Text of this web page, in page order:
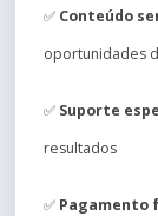
✅ Conteúdo
oportunidades
✅ Suporte
resultados
✅ Pagamento